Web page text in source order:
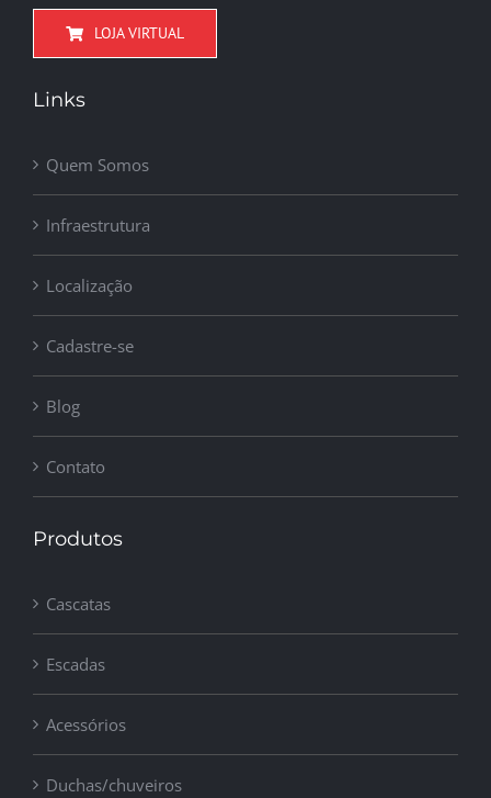
LOJA VIRTUAL
Links
Quem Somos
Infraestrutura
Localização
Cadastre-se
Blog
Contato
Produtos
Cascatas
Escadas
Acessórios
Duchas/chuveiros